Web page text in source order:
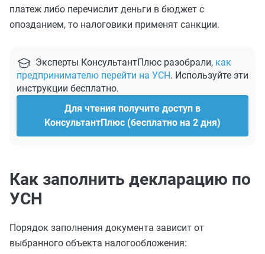
платеж либо перечислит деньги в бюджет с
опозданием, то налоговики применят санкции.
Эксперты КонсультантПлюс разобрали, как
предпринимателю перейти на УСН. Используйте эти
инструкции бесплатно.
Для чтения получите доступ в
КонсультантПлюс (бесплатно на 2 дня)
Как заполнить декларацию по
УСН
Порядок заполнения документа зависит от
выбранного объекта налогообложения: